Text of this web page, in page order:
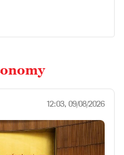
12:03, 09/08/2026